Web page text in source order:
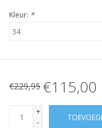
Kleur: *
€229,95 €115,00
+
-